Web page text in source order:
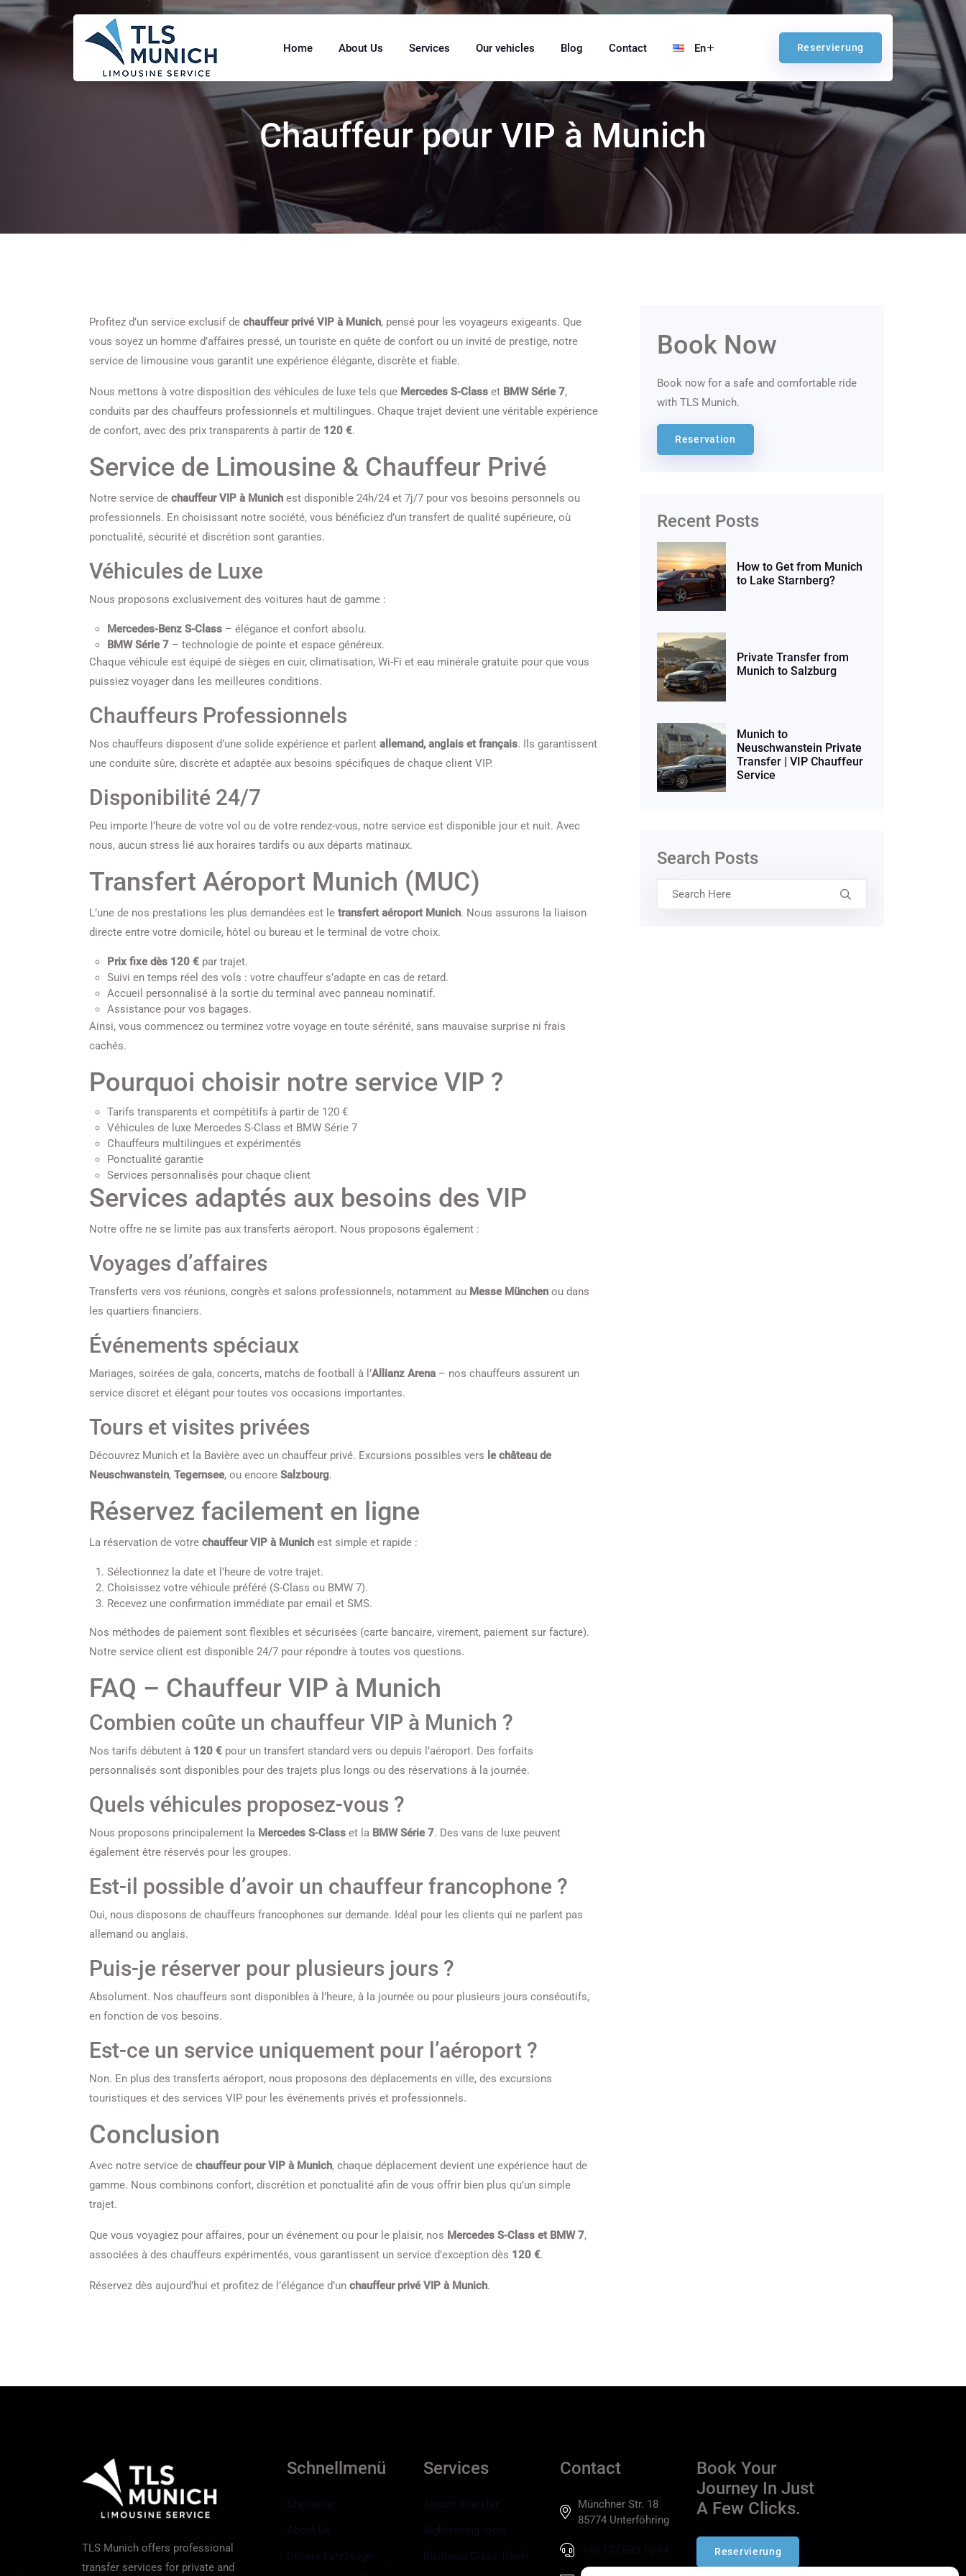
Home About Us Services Our vehicles Blog Contact En Reservierung
Chauffeur pour VIP à Munich
Profitez d’un service exclusif de chauffeur privé VIP à Munich, pensé pour les voyageurs exigeants. Que
vous soyez un homme d’affaires pressé, un touriste en quête de confort ou un invité de prestige, notre
service de limousine vous garantit une expérience élégante, discrète et fiable.
Nous mettons à votre disposition des véhicules de luxe tels que Mercedes S-Class et BMW Série 7,
conduits par des chauffeurs professionnels et multilingues. Chaque trajet devient une véritable expérience
de confort, avec des prix transparents à partir de 120 €.
Service de Limousine & Chauffeur Privé
Notre service de chauffeur VIP à Munich est disponible 24h/24 et 7j/7 pour vos besoins personnels ou
professionnels. En choisissant notre société, vous bénéficiez d’un transfert de qualité supérieure, où
ponctualité, sécurité et discrétion sont garanties.
Véhicules de Luxe
Nous proposons exclusivement des voitures haut de gamme :
Mercedes-Benz S-Class – élégance et confort absolu.
BMW Série 7 – technologie de pointe et espace généreux.
Chaque véhicule est équipé de sièges en cuir, climatisation, Wi-Fi et eau minérale gratuite pour que vous
puissiez voyager dans les meilleures conditions.
Chauffeurs Professionnels
Nos chauffeurs disposent d’une solide expérience et parlent allemand, anglais et français. Ils garantissent
une conduite sûre, discrète et adaptée aux besoins spécifiques de chaque client VIP.
Disponibilité 24/7
Peu importe l’heure de votre vol ou de votre rendez-vous, notre service est disponible jour et nuit. Avec
nous, aucun stress lié aux horaires tardifs ou aux départs matinaux.
Transfert Aéroport Munich (MUC)
L’une de nos prestations les plus demandées est le transfert aéroport Munich. Nous assurons la liaison
directe entre votre domicile, hôtel ou bureau et le terminal de votre choix.
Prix fixe dès 120 € par trajet.
Suivi en temps réel des vols : votre chauffeur s’adapte en cas de retard.
Accueil personnalisé à la sortie du terminal avec panneau nominatif.
Assistance pour vos bagages.
Ainsi, vous commencez ou terminez votre voyage en toute sérénité, sans mauvaise surprise ni frais
cachés.
Pourquoi choisir notre service VIP ?
Tarifs transparents et compétitifs à partir de 120 €
Véhicules de luxe Mercedes S-Class et BMW Série 7
Chauffeurs multilingues et expérimentés
Ponctualité garantie
Services personnalisés pour chaque client
Services adaptés aux besoins des VIP
Notre offre ne se limite pas aux transferts aéroport. Nous proposons également :
Voyages d’affaires
Transferts vers vos réunions, congrès et salons professionnels, notamment au Messe München ou dans
les quartiers financiers.
Événements spéciaux
Mariages, soirées de gala, concerts, matchs de football à l’Allianz Arena – nos chauffeurs assurent un
service discret et élégant pour toutes vos occasions importantes.
Tours et visites privées
Découvrez Munich et la Bavière avec un chauffeur privé. Excursions possibles vers le château de
Neuschwanstein, Tegernsee, ou encore Salzbourg.
Réservez facilement en ligne
La réservation de votre chauffeur VIP à Munich est simple et rapide :
Sélectionnez la date et l’heure de votre trajet.
Choisissez votre véhicule préféré (S-Class ou BMW 7).
Recevez une confirmation immédiate par email et SMS.
Nos méthodes de paiement sont flexibles et sécurisées (carte bancaire, virement, paiement sur facture).
Notre service client est disponible 24/7 pour répondre à toutes vos questions.
FAQ – Chauffeur VIP à Munich
Combien coûte un chauffeur VIP à Munich ?
Nos tarifs débutent à 120 € pour un transfert standard vers ou depuis l’aéroport. Des forfaits
personnalisés sont disponibles pour des trajets plus longs ou des réservations à la journée.
Quels véhicules proposez-vous ?
Nous proposons principalement la Mercedes S-Class et la BMW Série 7. Des vans de luxe peuvent
également être réservés pour les groupes.
Est-il possible d’avoir un chauffeur francophone ?
Oui, nous disposons de chauffeurs francophones sur demande. Idéal pour les clients qui ne parlent pas
allemand ou anglais.
Puis-je réserver pour plusieurs jours ?
Absolument. Nos chauffeurs sont disponibles à l’heure, à la journée ou pour plusieurs jours consécutifs,
en fonction de vos besoins.
Est-ce un service uniquement pour l’aéroport ?
Non. En plus des transferts aéroport, nous proposons des déplacements en ville, des excursions
touristiques et des services VIP pour les événements privés et professionnels.
Conclusion
Avec notre service de chauffeur pour VIP à Munich, chaque déplacement devient une expérience haut de
gamme. Nous combinons confort, discrétion et ponctualité afin de vous offrir bien plus qu’un simple
trajet.
Que vous voyagiez pour affaires, pour un événement ou pour le plaisir, nos Mercedes S-Class et BMW 7,
associées à des chauffeurs expérimentés, vous garantissent un service d’exception dès 120 €.
Réservez dès aujourd’hui et profitez de l’élégance d’un chauffeur privé VIP à Munich.
Book Now
Book now for a safe and comfortable ride
with TLS Munich.
Reservation
Recent Posts
How to Get from Munich
to Lake Starnberg?
Private Transfer from
Munich to Salzburg
Munich to
Neuschwanstein Private
Transfer | VIP Chauffeur
Service
Search Posts
TLS Munich offers professional
transfer services for private and
Schnellmenü
Startseite
About Us
Unsere Fahrzeuge
Services
Airport Transfer
Sightseeing tours
Business Class Travel
Contact
Münchner Str. 18
85774 Unterföhring
+49 172 890 10 44
Book Your
Journey In Just
A Few Clicks.
Reservierung